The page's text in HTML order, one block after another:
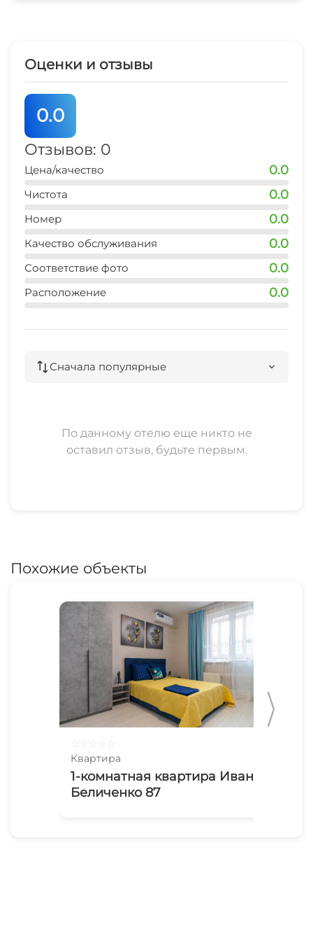
Аптека
Зеленый двор
Прокат велосипедов
Оценки и отзывы
0.0
Отзывов: 0
Цена/качество 0.0
Чистота 0.0
Номер 0.0
Качество обслуживания 0.0
Соответствие фото 0.0
Расположение 0.0
Сначала популярные
По данному отелю еще никто не
оставил отзыв, будьте первым.
Похожие объекты
Квартира
1-комнатная квартира Ивана
Беличенко 87